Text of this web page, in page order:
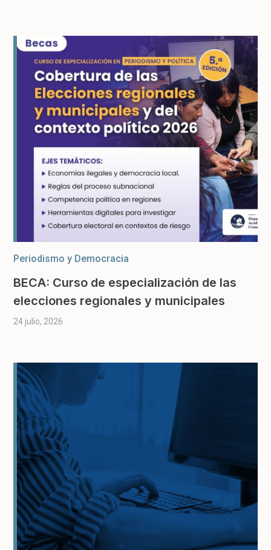
Periodismo y Democracia
BECA: Curso de especialización de las
elecciones regionales y municipales
24 julio, 2026